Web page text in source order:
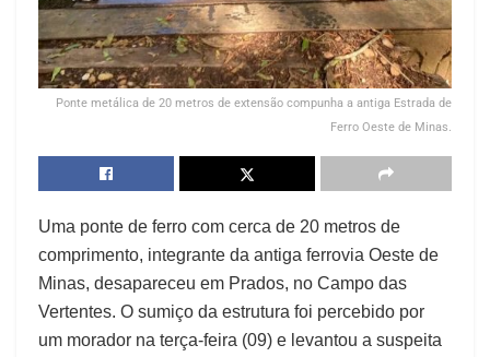
Ponte metálica de 20 metros de extensão compunha a antiga Estrada de
Ferro Oeste de Minas.
Uma ponte de ferro com cerca de 20 metros de
comprimento, integrante da antiga ferrovia Oeste de
Minas, desapareceu em Prados, no Campo das
Vertentes. O sumiço da estrutura foi percebido por
um morador na terça-feira (09) e levantou a suspeita